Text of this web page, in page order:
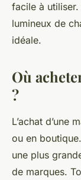
facile à
lumineux de
idéale.
Où
?
L’achat d’une
ou en boutique
une plus
de marques.